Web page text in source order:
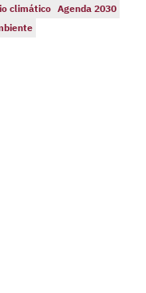
climático Agenda 2030